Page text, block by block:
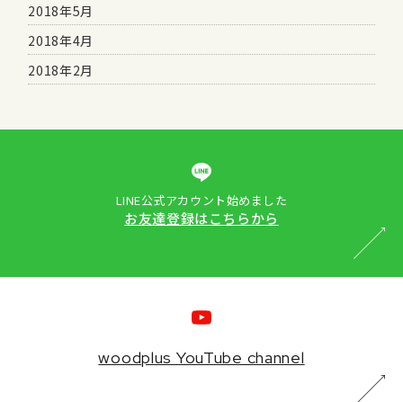
2018年5月
2018年4月
2018年2月
LINE公式アカウント始めました
お友達登録はこちらから
woodplus YouTube channel